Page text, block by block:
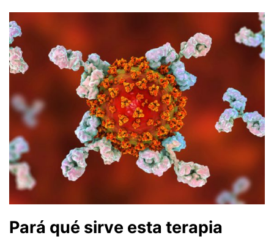
Pará qué sirve esta terapia